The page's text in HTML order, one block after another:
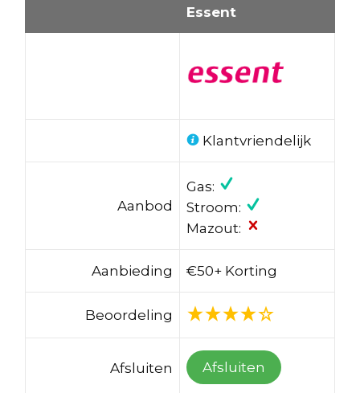
Essent
Klantvriendelijk
Aanbod
Gas:
Stroom:
Mazout:
Aanbieding €50+ Korting
Beoordeling
Afsluiten Afsluiten